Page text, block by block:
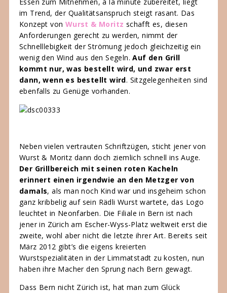
im Trend, der Qualitätsanspruch steigt rasant. Das
Konzept von Wurst & Moritz schafft es, diesen
Anforderungen gerecht zu werden, nimmt der
Schnelllebigkeit der Strömung jedoch gleichzeitig ein
wenig den Wind aus den Segeln.Auf den Grill
kommt nur, was bestellt wird, und zwar erst
dann, wenn es bestellt wird. Sitzgelegenheiten sind
ebenfalls zu Genüge vorhanden.
Neben vielen vertrauten Schriftzügen, sticht jener von
Wurst & Moritz dann doch ziemlich schnell ins Auge.
Der Grillbereich mit seinen roten Kacheln
erinnert einen irgendwie an den Metzger von
damals, als man noch Kind war und insgeheim schon
ganz kribbelig auf sein Rädli Wurst wartete, das Logo
leuchtet in Neonfarben. Die Filiale in Bern ist nach
jener in Zürich am Escher-Wyss-Platz weltweit erst die
zweite, wohl aber nicht die letzte ihrer Art. Bereits seit
März 2012 gibt’s die eigens kreierten
Wurstspezialitäten in der Limmatstadt zu kosten, nun
haben ihre Macher den Sprung nach Bern gewagt.
Dass Bern nicht Zürich ist, hat man zum Glück